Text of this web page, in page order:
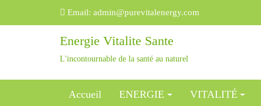
Email: admin@purevitalenergy.com
Energie Vitalite Sante
L'incontournable de la santé au naturel
Accueil ENERGIE VITALITÉ